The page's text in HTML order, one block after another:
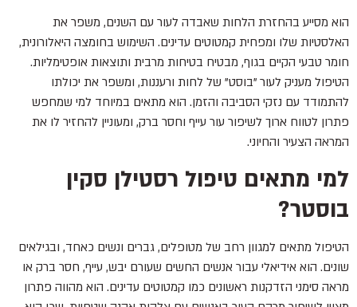
הוא מסייע בהחזרת הלחות שאבדה לעור עם השנים, משפר את
האלסטיות שלו ומפחית קמטוטים עדינים. השימוש בחומצה היאלורונית,
חומר טבעי הקיים בגוף, מבטיח בטיחות מרבית ותוצאות אופטימליות.
הטיפול מעניק לעור "בוסט" של לחות ורעננות, ומשפר את יכולתו
להתמודד עם נזקי הסביבה והזמן. הוא מתאים במיוחד למי שמחפש
פתרון לטווח ארוך לשיפור עור עייף וחסר ברק, ומעוניין להחזיר לו את
המראה הצעיר והחיוני.
למי מתאים טיפול רסטילן סקין
בוסטר?
הטיפול מתאים למגוון רחב של מטופלים, גברים ונשים כאחד, ובגילאים
שונים. הוא אידיאלי עבור אנשים החשים שעורם יבש, עייף, חסר ברק או
מראה סימני הזדקנות ראשונים כמו קמטוטים עדינים. הוא מהווה פתרון